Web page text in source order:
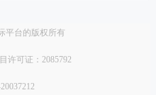
平台的版权所有
许可证：2085792